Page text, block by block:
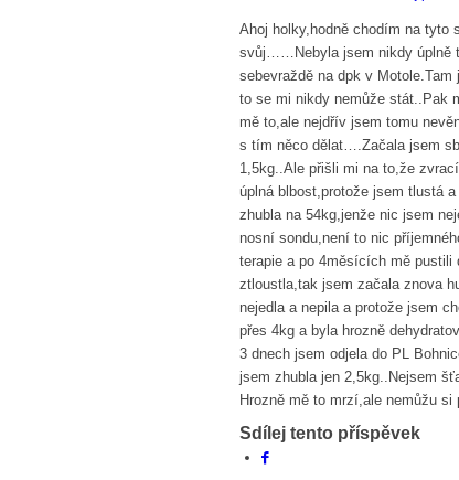
Ahoj holky,hodně chodím na tyto
svůj……Nebyla jsem nikdy úplně
sebevraždě na dpk v
to se mi nikdy nemůže stát..Pak
mě to,ale nejdřív jsem tomu
s tím něco dělat….Začala jsem
1,5kg..Ale přišli mi na to,že
úplná blbost,protože jsem tlustá
zhubla na 54kg,jenže nic jsem
nosní sondu,není to nic
terapie a po 4měsících mě
ztloustla,tak jsem začala znova
nejedla a nepila a protože jsem
přes 4kg a byla hrozně
3 dnech jsem odjela do PL
jsem zhubla jen 2,5kg..Nejsem
Hrozně mě to mrzí,ale nemůžu
Sdílej tento příspěvek